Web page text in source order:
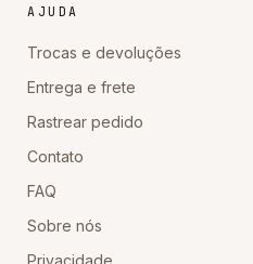
AJUDA
Trocas e devoluções
Entrega e frete
Rastrear pedido
Contato
FAQ
Sobre nós
Privacidade